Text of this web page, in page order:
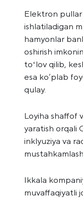
Elektron
ishlatiladigan
hamyonlar
oshirish
toʻlov qilib,
esa ko‘plab
qulay.
Loyiha shaffof
yaratish orqali
inklyuziya va
Ikkala
muvaffaqiyatli